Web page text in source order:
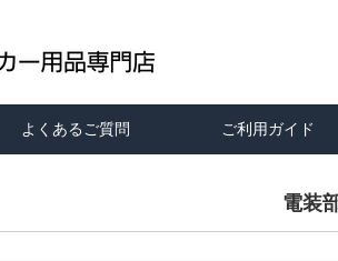
よくあるご質問 ご利用ガイド
電装